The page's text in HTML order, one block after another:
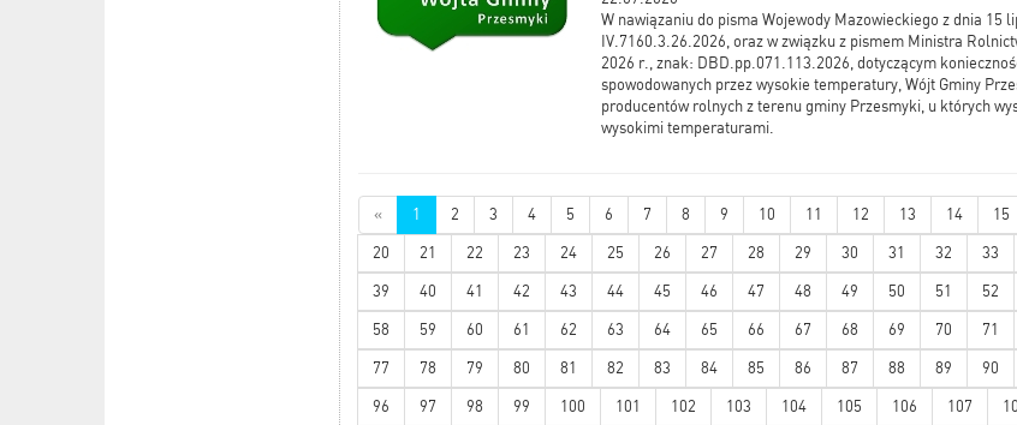
W nawiązaniu do pisma Wojewody Mazowieckiego z dnia 15
IV.7160.3.26.2026, oraz w związku z pismem Ministra
2026 r., znak: DBD.pp.071.113.2026, dotyczącym
spowodowanych przez wysokie temperatury, Wójt Gminy
producentów rolnych z terenu gminy Przesmyki, u których
wysokimi temperaturami.
« 1 2 3 4 5 6 7 8 9 10 11 12 13 14 15
20 21 22 23 24 25 26 27 28 29 30 31 32 33
39 40 41 42 43 44 45 46 47 48 49 50 51 52
58 59 60 61 62 63 64 65 66 67 68 69 70 71
77 78 79 80 81 82 83 84 85 86 87 88 89 90
96 97 98 99 100 101 102 103 104 105 106 107